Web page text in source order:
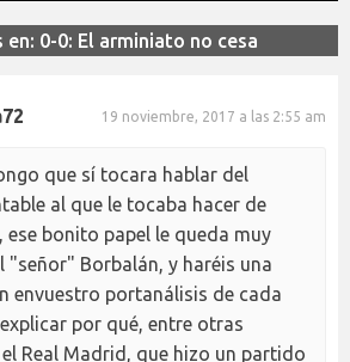
0-0: El arminiato no cesa
19 noviembre, 2017 a las 2:55 am
que sí tocara hablar del
al que le tocaba hacer de
bonito papel le queda muy
"señor" Borbalán, y haréis una
envuestro portanálisis de cada
por qué, entre otras
Real Madrid, que hizo un partido